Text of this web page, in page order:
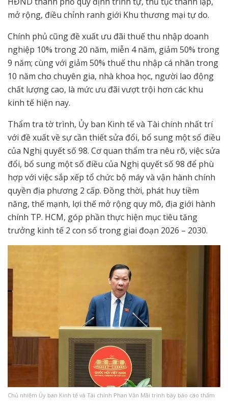
mở rộng, điều chỉnh ranh giới Khu thương mại tự do.
Chính phủ cũng đề xuất ưu đãi thuế thu nhập doanh
nghiệp 10% trong 20 năm, miễn 4 năm, giảm 50% trong
9 năm; cùng với giảm 50% thuế thu nhập cá nhân trong
10 năm cho chuyên gia, nhà khoa học, người lao động
chất lượng cao, là mức ưu đãi vượt trội hơn các khu
kinh tế hiện nay.
Thẩm tra tờ trình, Ủy ban Kinh tế và Tài chính nhất trí
với đề xuất về sự cần thiết sửa đổi, bổ sung một số điều
của Nghị quyết số 98. Cơ quan thẩm tra nêu rõ, việc sửa
đổi, bổ sung một số điều của Nghị quyết số 98 để phù
hợp với việc sắp xếp tổ chức bộ máy và vận hành chính
quyền địa phương 2 cấp. Đồng thời, phát huy tiềm
năng, thế mạnh, lợi thế mở rộng quy mô, địa giới hành
chính TP. HCM, góp phần thực hiện mục tiêu tăng
trưởng kinh tế 2 con số trong giai đoạn 2026 – 2030.
Chủ nhiệm Ủy ban Kinh tế và Tài chính Phan Văn Mãi trình bày báo cáo thẩm